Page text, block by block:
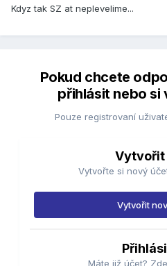
Kdyz tak SZ at neplevelime...
Pokud chcete
přihlásit nebo
Pouze registrovaní
Vytvořit
Vytvořte si nový
Vytvořit
Máte již účet?